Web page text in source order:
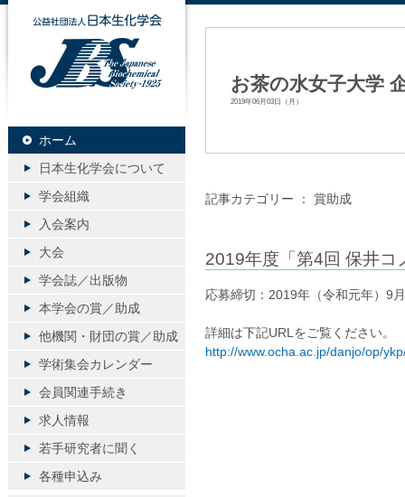
お茶の水女子大学
2019年06月03日（月）
記事カテゴリー ： 賞助成
2019年度「第4回 保井コ
応募締切：2019年（令和元年）9
詳細は下記URLをご覧ください。
http://www.ocha.ac.jp/danjo/op/
公益社団法人日本生化学会
ホーム
日本生化学会について
学会組織
入会案内
大会
学会誌／出版物
本学会の賞／助成
他機関・財団の賞／助成
学術集会カレンダー
会員関連手続き
求人情報
若手研究者に聞く
各種申込み